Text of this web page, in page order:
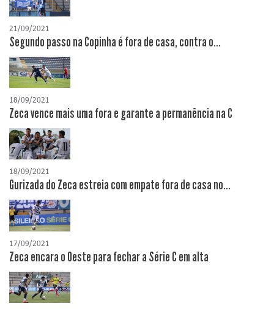
21/09/2021
Segundo passo na Copinha é fora de casa, contra o...
18/09/2021
Zeca vence mais uma fora e garante a permanência na C
18/09/2021
Gurizada do Zeca estreia com empate fora de casa no...
17/09/2021
Zeca encara o Oeste para fechar a Série C em alta